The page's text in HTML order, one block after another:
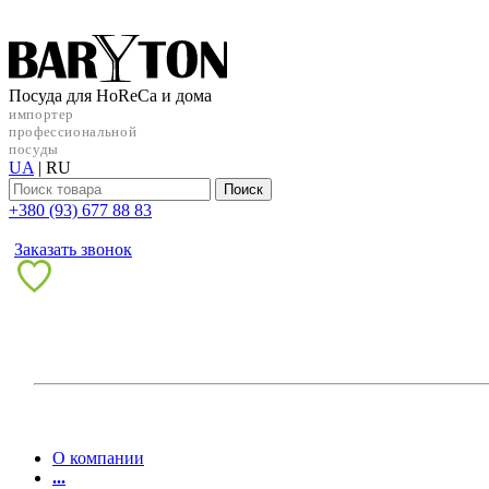
Посуда для HoReCa и дома
импортер
профессиональной
посуды
UA | RU
Поиск
+38‎0 (93) 677 88 83
Заказать звонок
О компании
...